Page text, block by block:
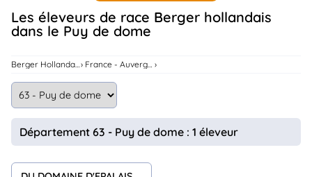
Chiens
Services
..
Assurances
Connexion
Les éleveurs de race Berger hollandais
dans le Puy de dome
Berger Hollandais France - Auvergne-Rhone-Alpes
Département 63 - Puy de dome : 1 éleveur